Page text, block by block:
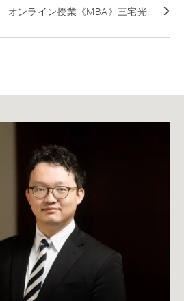
オンライン授業《MBA》三宅光...